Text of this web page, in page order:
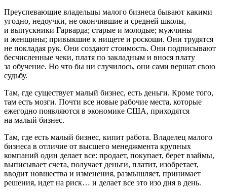
Преуспевающие владельцы малого бизнеса бывают какими
угодно, недоучки, не окончившие и средней школы,
и выпускники Гарварда; старые и молодые; мужчины
и женщины; привыкшие к нищете и роскоши. Они трудятся
не покладая рук. Они создают стоимость. Они подписывают
бесчисленные чеки, платя по закладным и внося плату
за обучение. Но что бы ни случилось, они сами вершат свою
судьбу.
Там, где существует малый бизнес, есть деньги. Кроме того,
там есть мозги. Почти все новые рабочие места, которые
ежегодно появляются в экономике США, приходятся
на малый бизнес.
Там, где есть малый бизнес, кипит работа. Владелец малого
бизнеса в отличие от высшего менеджмента крупных
компаний один делает все: продает, покупает, берет взаймы,
выписывает счета, получает деньги, платит, изобретает,
вводит новшества и изменения, размышляет, принимает
решения, идет на риск… и делает все это изо дня в день.